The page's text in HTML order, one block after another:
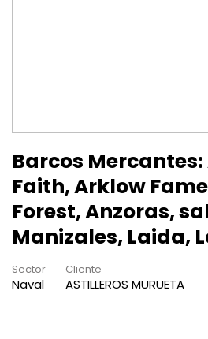
Barcos
Faith, Arklow
Forest, Anzoras,
Manizales, Laida,
Sector
Naval
Cliente
ASTILLEROS MURUETA